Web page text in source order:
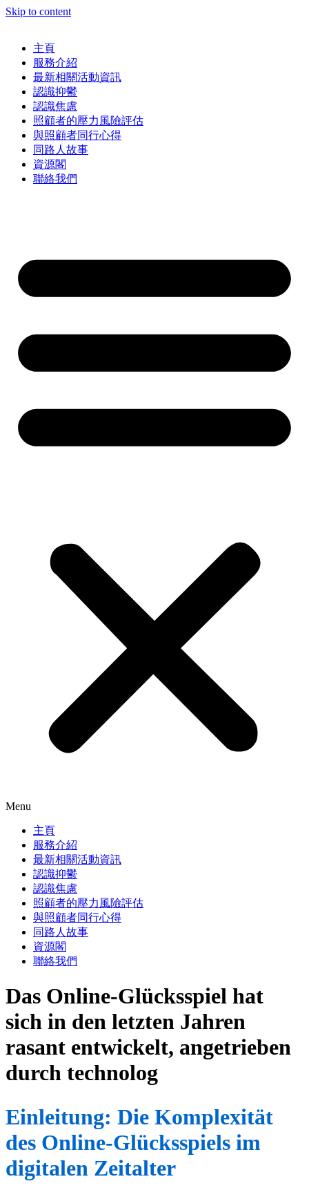
Skip to content
主頁
服務介紹
最新相關活動資訊
認識抑鬱
認識焦慮
照顧者的壓力風險評估
與照顧者同行心得
同路人故事
資源閣
聯絡我們
Menu
主頁
服務介紹
最新相關活動資訊
認識抑鬱
認識焦慮
照顧者的壓力風險評估
與照顧者同行心得
同路人故事
資源閣
聯絡我們
Das Online-Glücksspiel hat
sich in den letzten Jahren
rasant entwickelt, angetrieben
durch technolog
Einleitung: Die Komplexität
des Online-Glücksspiels im
digitalen Zeitalter